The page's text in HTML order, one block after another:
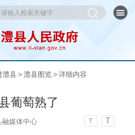
澧县 > 澧县图览 > 详细内容
葡萄熟了
融媒体中心 T T